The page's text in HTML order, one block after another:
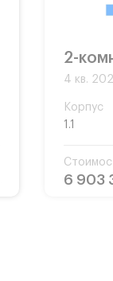
2-
4 кв.
Корпус
1.1
6 903